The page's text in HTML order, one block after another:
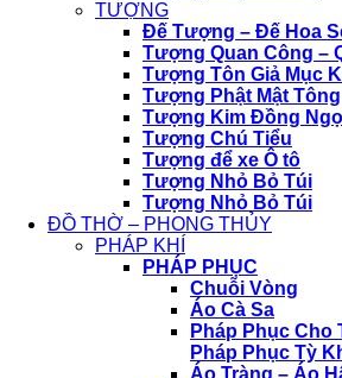
TƯỢNG
Đế Tượng – Đế Hoa
Tượng Quan Công –
Tượng Tôn Giả Mục
Tượng Phật Mật Tông
Tượng Kim Đồng
Tượng Chú Tiểu
Tượng để xe Ô tô
Tượng Nhỏ Bỏ Túi
Tượng Nhỏ Bỏ Túi
ĐỒ THỜ – PHONG THỦY
PHÁP KHÍ
PHÁP PHỤC
Chuỗi Vòng
Áo Cà Sa
Pháp Phục Cho
Pháp Phục Tỳ